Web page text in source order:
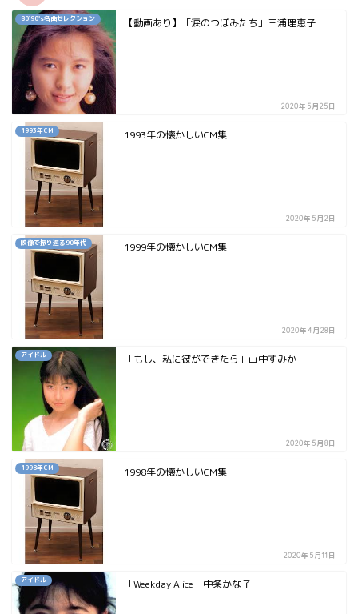
80`90's名曲セレクション 【動画あり】「涙のつぼみたち」三浦理恵子
2020年5月25日
1993年CM 1993年の懐かしいCM集
2020年5月2日
映像で振り返る90年代 1999年の懐かしいCM集
2020年4月28日
アイドル 「もし、私に彼ができたら」山中すみか
2020年5月8日
1998年CM 1998年の懐かしいCM集
2020年5月11日
アイドル 「Weekday Alice」中条かな子